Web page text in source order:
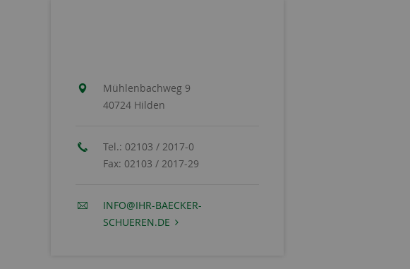
Mühlenbachweg 9
40724 Hilden
Tel.: 02103 / 2017-0
Fax: 02103 / 2017-29
INFO@IHR-BAECKER-
SCHUEREN.DE